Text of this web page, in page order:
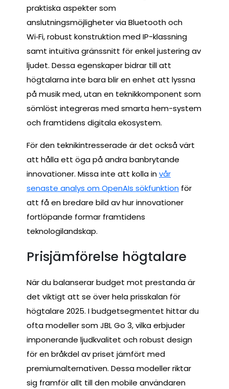
praktiska aspekter som
anslutningsmöjligheter via Bluetooth och
Wi‑Fi, robust konstruktion med IP-klassning
samt intuitiva gränssnitt för enkel justering av
ljudet. Dessa egenskaper bidrar till att
högtalarna inte bara blir en enhet att lyssna
på musik med, utan en teknikkomponent som
sömlöst integreras med smarta hem-system
och framtidens digitala ekosystem.
För den teknikintresserade är det också värt
att hålla ett öga på andra banbrytande
innovationer. Missa inte att kolla invår
senaste analys om OpenAIs sökfunktion för
att få en bredare bild av hur innovationer
fortlöpande formar framtidens
teknologilandskap.
Prisjämförelse högtalare
När du balanserar budget mot prestanda är
det viktigt att se över hela prisskalan för
högtalare 2025. I budgetsegmentet hittar du
ofta modeller som JBL Go 3, vilka erbjuder
imponerande ljudkvalitet och robust design
för en bråkdel av priset jämfört med
premiumalternativen. Dessa modeller riktar
sig framför allt till den mobile användaren